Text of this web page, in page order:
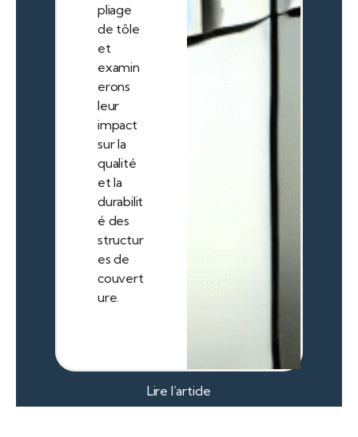
pliage
de tôle
et
examin
erons
leur
impact
sur la
qualité
et la
durabilit
é des
structur
es de
couvert
ure.
Lire l’article